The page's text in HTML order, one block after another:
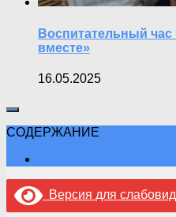
Воспитательный
вместе»
16.05.2025
СОДЕРЖАНИЕ
Версия для